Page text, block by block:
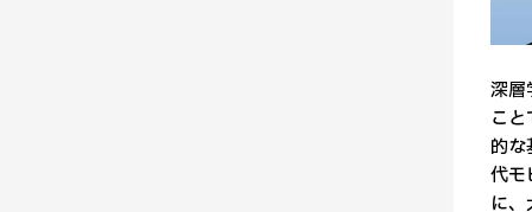
深層
こ
的
代モ
に、